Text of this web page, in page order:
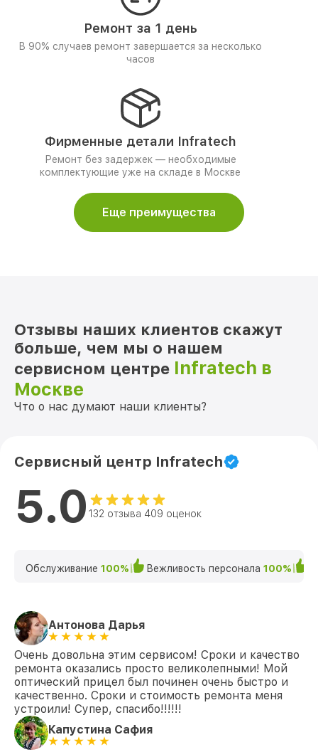
Ремонт за 1 день
В 90% случаев ремонт завершается за несколько
часов
Фирменные детали Infratech
Ремонт без задержек — необходимые
комплектующие уже на складе в Москве
Еще преимущества
Отзывы наших клиентов скажут
больше, чем мы о нашем
сервисном центре Infratech в
Москве
Что о нас думают наши клиенты?
Сервисный центр Infratech
5.0 132 отзыва 409 оценок
Обслуживание 100% Вежливость персонала 100%
Антонова Дарья
Очень довольна этим сервисом! Сроки и качество
ремонта оказались просто великолепными! Мой
оптический прицел был починен очень быстро и
качественно. Сроки и стоимость ремонта меня
устроили! Супер, спасибо!!!!!!
Капустина Сафия